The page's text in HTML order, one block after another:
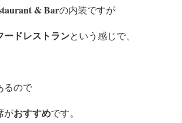
& Barの内装ですが
ードレストランという感じで、
るので
がおすすめです。